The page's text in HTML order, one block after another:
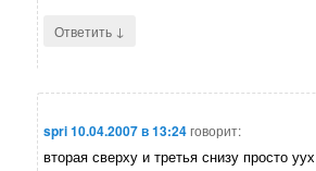
Ответить ↓
spri10.04.2007 в 13:24говорит:
вторая сверху и третья снизу просто уух